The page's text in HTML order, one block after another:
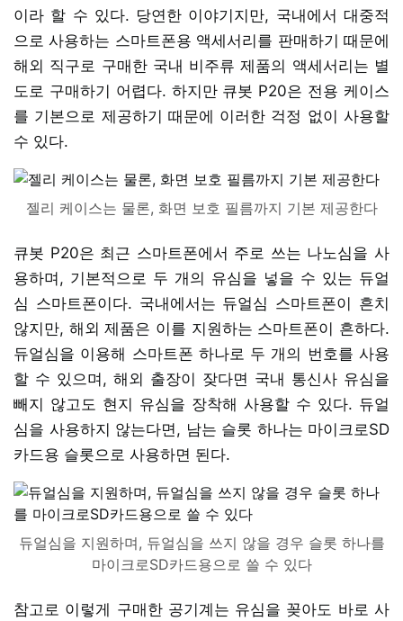
이라 할 수 있다. 당연한 이야기지만, 국내에서 대중적
으로 사용하는 스마트폰용 액세서리를 판매하기 때문에
해외 직구로 구매한 국내 비주류 제품의 액세서리는 별
도로 구매하기 어렵다. 하지만 큐봇 P20은 전용 케이스
를 기본으로 제공하기 때문에 이러한 걱정 없이 사용할
수 있다.
젤리 케이스는 물론, 화면 보호 필름까지 기본 제공한다
큐봇 P20은 최근 스마트폰에서 주로 쓰는 나노심을 사
용하며, 기본적으로 두 개의 유심을 넣을 수 있는 듀얼
심 스마트폰이다. 국내에서는 듀얼심 스마트폰이 흔치
않지만, 해외 제품은 이를 지원하는 스마트폰이 흔하다.
듀얼심을 이용해 스마트폰 하나로 두 개의 번호를 사용
할 수 있으며, 해외 출장이 잦다면 국내 통신사 유심을
빼지 않고도 현지 유심을 장착해 사용할 수 있다. 듀얼
심을 사용하지 않는다면, 남는 슬롯 하나는 마이크로SD
카드용 슬롯으로 사용하면 된다.
듀얼심을 지원하며, 듀얼심을 쓰지 않을 경우 슬롯 하나를
마이크로SD카드용으로 쓸 수 있다
참고로 이렇게 구매한 공기계는 유심을 꽂아도 바로 사